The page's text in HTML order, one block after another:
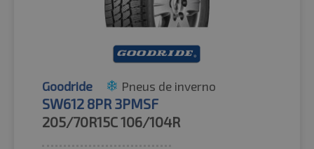
Goodride Pneus de inverno
SW612 8PR 3PMSF
205/70R15C106/104R